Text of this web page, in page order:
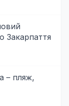
Закарпаття
– пляж,